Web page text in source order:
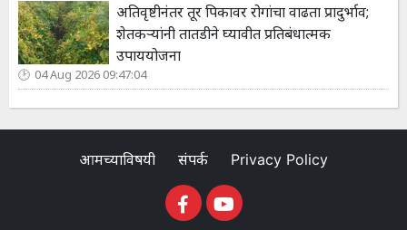
अतिवृष्टीनंतर तूर पिकावर रोगांचा वाढता प्रादुर्भाव;
शेतकऱ्यांनी तातडीने घ्यावीत प्रतिबंधात्मक
उपाययोजना
04 Aug 2026 09:47:04
आमच्याविषयी संपर्क Privacy Policy